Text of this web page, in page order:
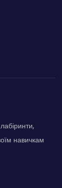
навичкам